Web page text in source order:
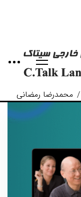
محمدرضا رمضانی